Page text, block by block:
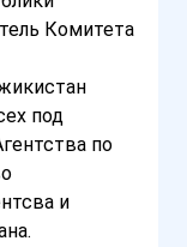
Комитета
под
по
и